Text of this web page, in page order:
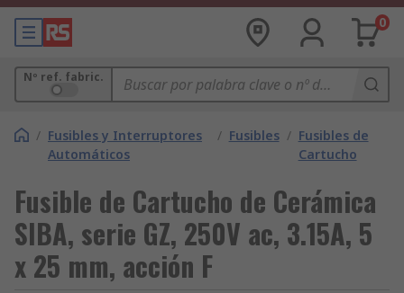
0
Nº ref. fabric.
/ Fusibles y Interruptores
Automáticos
/ Fusibles / Fusibles de
Cartucho
Fusible de Cartucho de Cerámica
SIBA, serie GZ, 250V ac, 3.15A, 5
x 25 mm, acción F